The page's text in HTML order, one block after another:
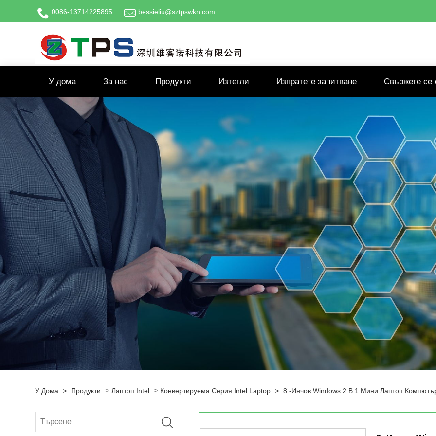
0086-13714225895 bessieliu@sztpswkn.com
У дома За нас Продукти Изтегли Изпратете запитване Свържете се
У Дома > Продукти > Лаптоп Intel > Конвертируема Серия Intel Laptop > 8 -инчов Windows 2 В 1 Мини Лаптоп